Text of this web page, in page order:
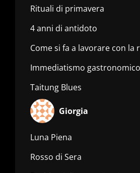
Rituali di primavera
4 anni di antidoto
Come si fa a lavorare con la
Immediatismo gastronomico
Taitung Blues
Giorgia
Luna Piena
Rosso di Sera